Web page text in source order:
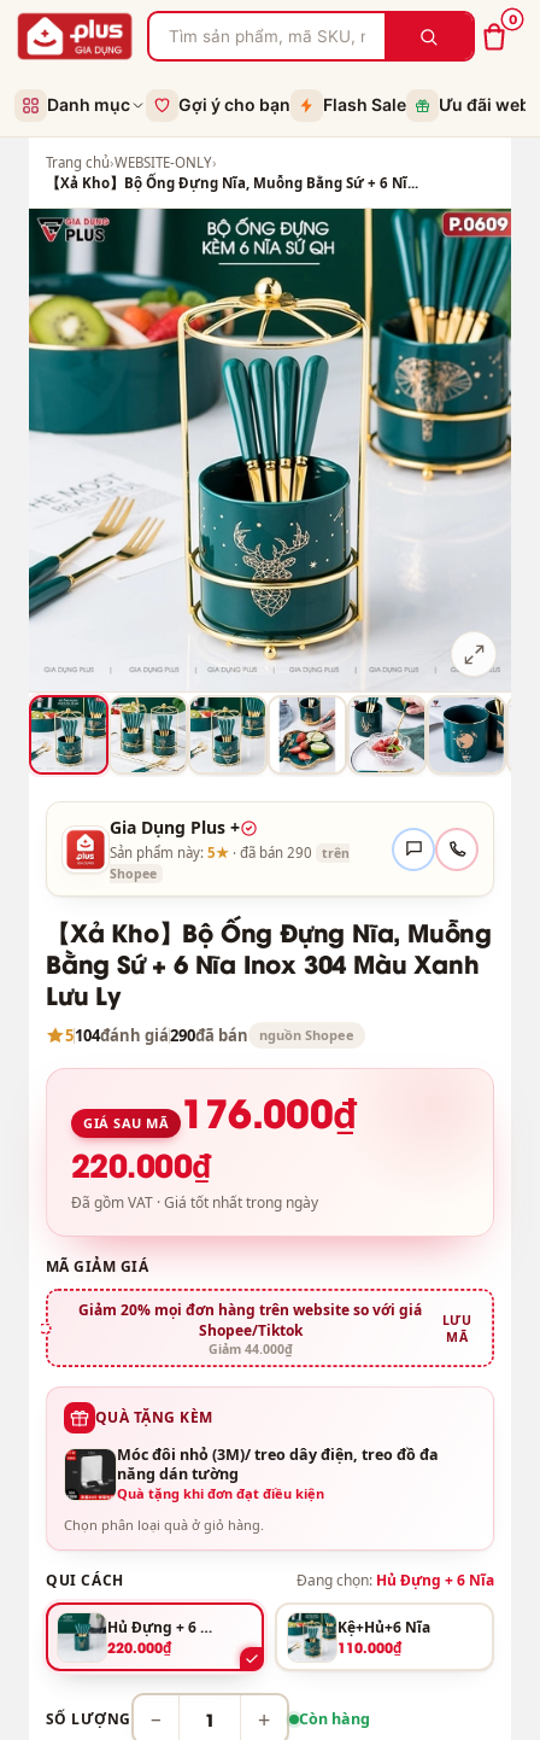
0
Danh mục Gợi ý cho bạn Flash Sale Ưu đãi web
Trang chủ›WEBSITE-ONLY›
【Xả Kho】Bộ Ống Đựng Nĩa, Muỗng Bằng Sứ + 6 Nĩ...
Gia Dụng Plus +
Sản phẩm này: 5★· đã bán 290
trên
Shopee
【Xả Kho】Bộ Ống Đựng Nĩa, Muỗng
Bằng Sứ + 6 Nĩa Inox 304 Màu Xanh
Lưu Ly
5104đánh giá290đã bán nguồn Shopee
GIÁ SAU MÃ 176.000₫
220.000₫
Đã gồm VAT · Giá tốt nhất trong ngày
MÃ GIẢM GIÁ
Giảm 20% mọi đơn hàng trên website so với giá
Shopee/Tiktok
Giảm 44.000₫
LƯU
MÃ
QUÀ TẶNG KÈM
Móc đôi nhỏ (3M)/ treo dây điện, treo đồ đa
năng dán tường
Quà tặng khi đơn đạt điều kiện
Chọn phân loại quà ở giỏ hàng.
QUI CÁCH Đang chọn: Hủ Đựng + 6 Nĩa
Hủ Đựng + 6 Nĩa
220.000₫
Kệ+Hủ+6 Nĩa
110.000₫
SỐ LƯỢNG − + Còn hàng